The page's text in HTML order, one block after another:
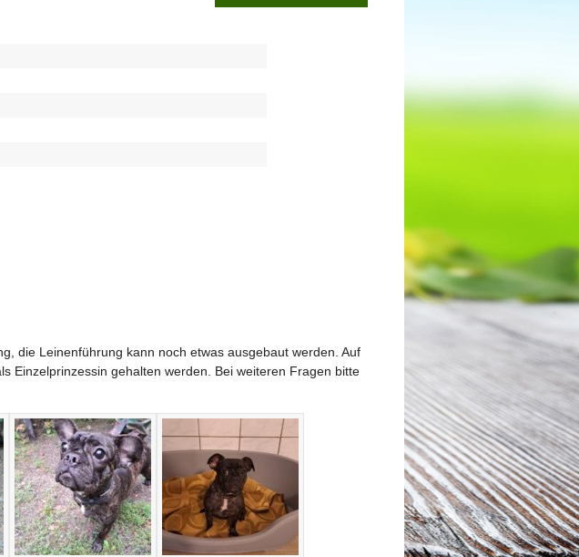
die Leinenführung kann noch etwas ausgebaut werden. Auf
Einzelprinzessin gehalten werden. Bei weiteren Fragen bitte